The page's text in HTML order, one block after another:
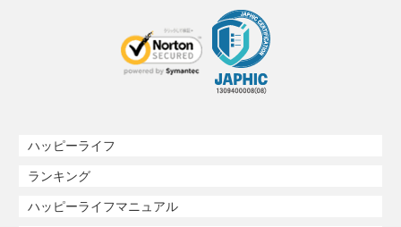
ハッピーライフ
ランキング
ハッピーライフマニュアル